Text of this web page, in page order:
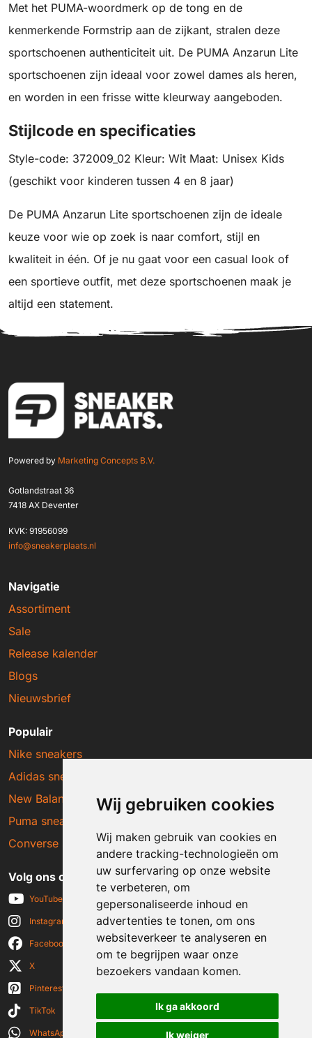
Wij gebruiken cookies
Wij maken gebruik van cookies en
andere tracking-technologieën om
uw surfervaring op onze website
te verbeteren, om
gepersonaliseerde inhoud en
advertenties te tonen, om ons
websiteverkeer te analyseren en
om te begrijpen waar onze
bezoekers vandaan komen.
Ik ga akkoord
Ik weiger
Met het PUMA-woordmerk op de tong en de
kenmerkende Formstrip aan de zijkant, stralen deze
sportschoenen authenticiteit uit. De PUMA Anzarun Lite
sportschoenen zijn ideaal voor zowel dames als heren,
en worden in een frisse witte kleurway aangeboden.
Stijlcode en specificaties
Style-code: 372009_02 Kleur: Wit Maat: Unisex Kids
(geschikt voor kinderen tussen 4 en 8 jaar)
De PUMA Anzarun Lite sportschoenen zijn de ideale
keuze voor wie op zoek is naar comfort, stijl en
kwaliteit in één. Of je nu gaat voor een casual look of
een sportieve outfit, met deze sportschoenen maak je
altijd een statement.
Powered by Marketing Concepts B.V.
Gotlandstraat 36
7418 AX Deventer
KVK: 91956099
info@sneakerplaats.nl
Navigatie
Assortiment
Sale
Release kalender
Blogs
Nieuwsbrief
Populair
Nike sneakers
Adidas sneakers
New Balance sneakers
Puma sneakers
Converse sneakers
Volg ons op social media
YouTube
Instagram
Facebook
X
Pinterest
TikTok
WhatsApp